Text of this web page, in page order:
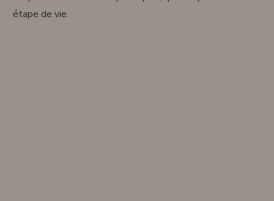
étape de vie.